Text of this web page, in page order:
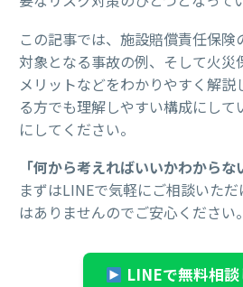
この記事では、施設賠償責任保険
対象となる事故の例、そして火災
メリットなどをわかりやすく解説
る方でも理解しやすい構成にして
にしてください。
「何から考えればいいかわから
まずはLINEで気軽にご相談いた
はありませんのでご安心ください。
LINEで無料相